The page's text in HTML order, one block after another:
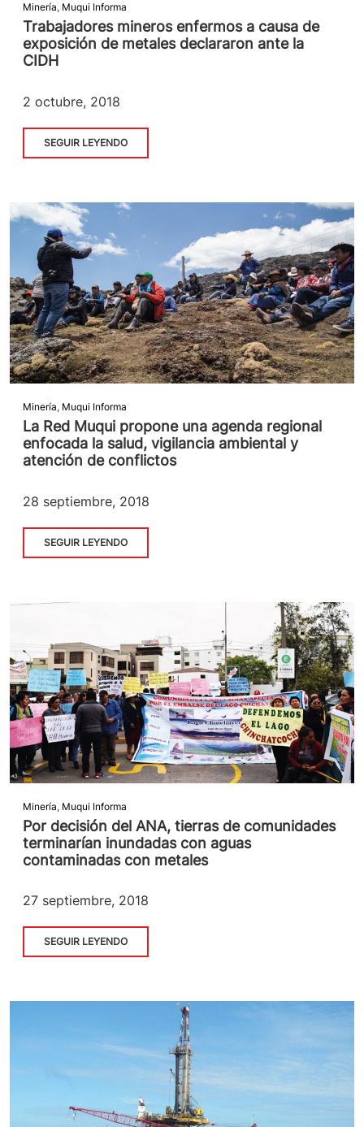
Minería, Muqui Informa
Trabajadores mineros enfermos a causa de
exposición de metales declararon ante la
CIDH
2 octubre, 2018
SEGUIR LEYENDO
Minería, Muqui Informa
La Red Muqui propone una agenda regional
enfocada la salud, vigilancia ambiental y
atención de conflictos
28 septiembre, 2018
SEGUIR LEYENDO
Minería, Muqui Informa
Por decisión del ANA, tierras de comunidades
terminarían inundadas con aguas
contaminadas con metales
27 septiembre, 2018
SEGUIR LEYENDO